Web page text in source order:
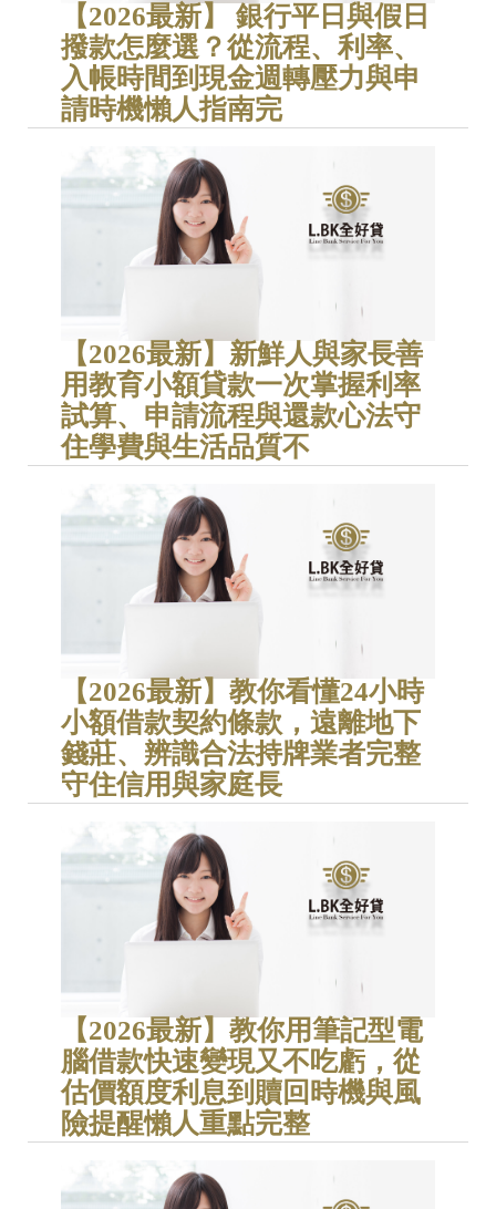
【2026最新】 銀行平日與假日
撥款怎麼選？從流程、利率、
入帳時間到現金週轉壓力與申
請時機懶人指南完
【2026最新】新鮮人與家長善
用教育小額貸款一次掌握利率
試算、申請流程與還款心法守
住學費與生活品質不
【2026最新】教你看懂24小時
小額借款契約條款，遠離地下
錢莊、辨識合法持牌業者完整
守住信用與家庭長
【2026最新】教你用筆記型電
腦借款快速變現又不吃虧，從
估價額度利息到贖回時機與風
險提醒懶人重點完整